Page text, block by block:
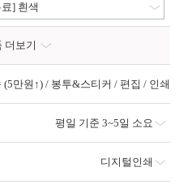
] 흰색
더보기
(5만원↑) / 봉투&스티커 / 편집 / 인쇄
평일 기준 3~5일 소요
디지털인쇄